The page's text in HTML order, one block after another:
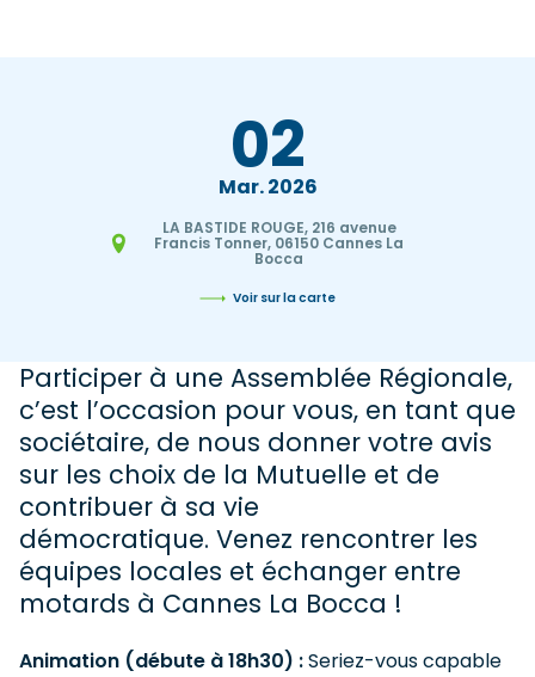
02
Mar 2026
LA BASTIDE ROUGE, 216 avenue
Francis Tonner, 06150 Cannes La
Bocca
Voir sur la carte
Participer à une Assemblée Régionale,
c’est l’occasion pour vous, en tant que
sociétaire, de nous donner votre avis
sur les choix de la Mutuelle et de
contribuer à sa vie
démocratique. Venez rencontrer les
équipes locales et échanger entre
motards à Cannes La Bocca !
Animation (débute à 18h30) :Seriez-vous capable